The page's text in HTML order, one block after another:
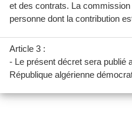
et des contrats. La
personne dont la contribution
Article 3 :
- Le présent décret sera publié
République algérienne